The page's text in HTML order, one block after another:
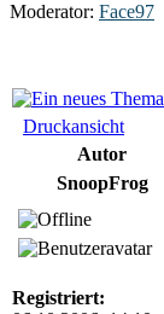
Moderator: Face97
Druckansicht
Autor
SnoopFrog
Registriert: